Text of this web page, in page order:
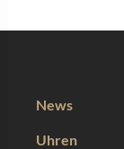
News
Uhren